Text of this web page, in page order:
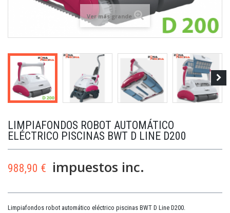
Ver más grande
LIMPIAFONDOS ROBOT AUTOMÁTICO
ELÉCTRICO PISCINAS BWT D LINE D200
988,90 € impuestos inc.
Limpiafondos robot automático eléctrico piscinas BWT D Line D200.